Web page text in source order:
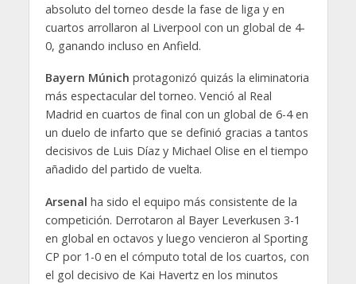
absoluto del torneo desde la fase de liga y en
cuartos arrollaron al Liverpool con un global de 4-
0, ganando incluso en Anfield.
Bayern Múnich protagonizó quizás la eliminatoria
más espectacular del torneo. Venció al Real
Madrid en cuartos de final con un global de 6-4 en
un duelo de infarto que se definió gracias a tantos
decisivos de Luis Díaz y Michael Olise en el tiempo
añadido del partido de vuelta.
Arsenal ha sido el equipo más consistente de la
competición. Derrotaron al Bayer Leverkusen 3-1
en global en octavos y luego vencieron al Sporting
CP por 1-0 en el cómputo total de los cuartos, con
el gol decisivo de Kai Havertz en los minutos